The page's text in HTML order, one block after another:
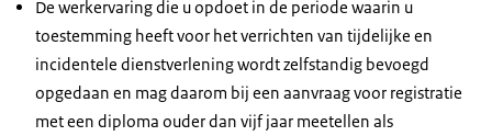
erkennen en BIG-registratie aanvragen. Via de
Wordt uw aanvraag afgewezen en bent u het
hier niet mee eens, dan kunt u hier bezwaar
maken. Meer informatie over hoe ubezwaar
kunt makenleest u op deze website en in het
besluit.
Heeft u de toestemming om tijdelijk en
incidenteel in Nederland te werken ontvangen,
dan betekent dat u vanaf dat moment:
1 jaar in uw beroep mag werken in
Voor drie opeenvolgende jaren kunnen
De werkervaring die u opdoet in de periode waarin u
toestemming heeft voor het verrichten van tijdelijke en
incidentele dienstverlening wordt zelfstandig bevoegd
opgedaan en mag daarom bij een aanvraag voor registratie
met een diploma ouder dan vijf jaar meetellen als